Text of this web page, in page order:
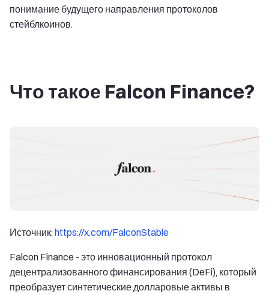
понимание будущего направления протоколов
стейблкоинов.
Что такое Falcon Finance?
Источник:https://x.com/FalconStable
Falcon Finance - это инновационный протокол
децентрализованного финансирования (DeFi), который
преобразует синтетические долларовые активы в